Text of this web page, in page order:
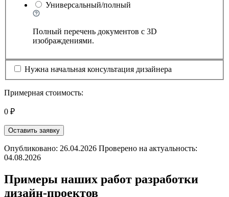
Универсальный/полный
Полный перечень документов с 3D
изображдениями.
Нужна начальная консультация дизайнера
Примерная стоимость:
0 ₽
Оставить заявку
Опубликовано: 26.04.2026 Проверено на актуальность:
04.08.2026
Примеры наших работ разработки
дизайн-проектов